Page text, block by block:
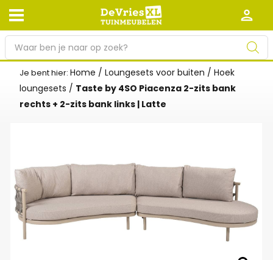
Afhalen en bezorgen Retourneren
Garantie Algemene voorwaarden
Tuinmeubelwinkel in de buurt
r
Je bent hier:Home /Loungesets voor buiten /Hoek
loungesets / Taste by 4SO Piacenza 2-zits bank
rechts + 2-zits bank links | Latte